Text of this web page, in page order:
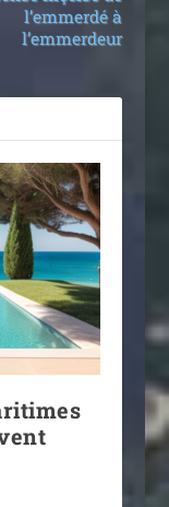
l’emmerdé à
l’emmerdeur